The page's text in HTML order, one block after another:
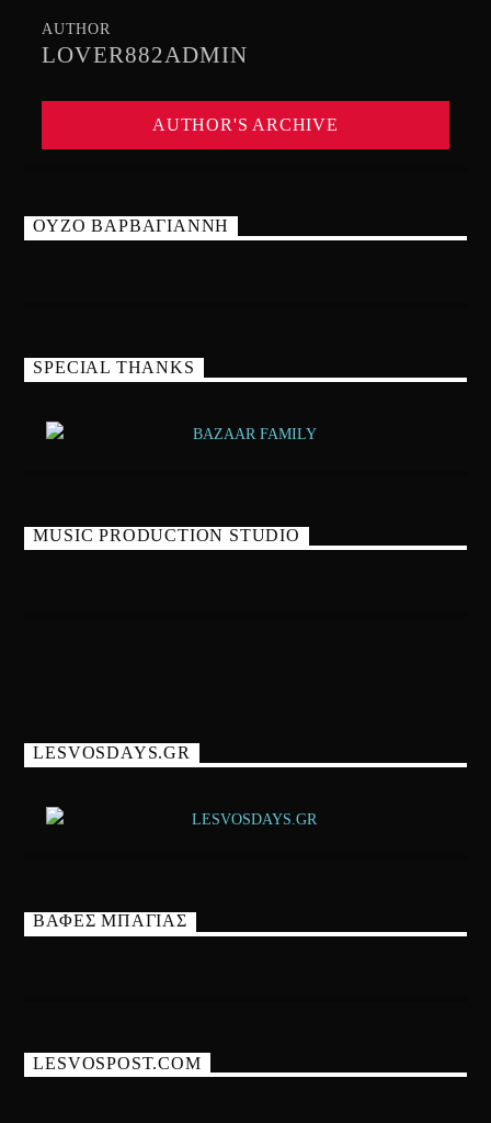
AUTHOR
LOVER882ADMIN
AUTHOR'S ARCHIVE
ΟΥΖΟ ΒΑΡΒΑΓΙΑΝΝΗ
SPECIAL THANKS
MUSIC PRODUCTION STUDIO
LESVOSDAYS.GR
ΒΑΦΕΣ ΜΠΑΓΙΑΣ
LESVOSPOST.COM